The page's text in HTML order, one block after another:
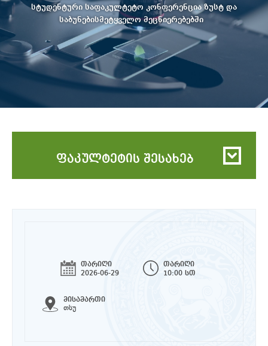
სტუდენტური საფაკულტეტო კონფერენცია ზუსტ და
საბუნებისმეტყველო მეცნიერებებში
ფაკულტეტის შესახებ
თარიღი
2026-06-29
თარიღი
10:00 სთ
მისამართი
თსუ